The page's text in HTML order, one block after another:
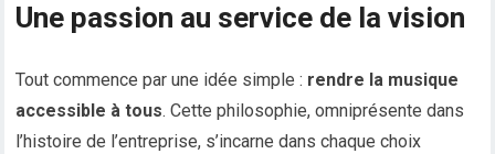
Une passion au service de la vision
Tout commence par une idée simple : rendre la musique
accessible à tous. Cette philosophie, omniprésente dans
l’histoire de l’entreprise, s’incarne dans chaque choix